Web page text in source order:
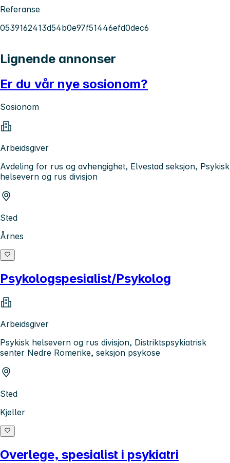
Referanse
0539162413d54b0e97f51446efd0dec6
Lignende annonser
Er du vår nye sosionom?
Sosionom
Arbeidsgiver
Avdeling for rus og avhengighet, Elvestad seksjon, Psykisk
helsevern og rus divisjon
Sted
Årnes
Psykologspesialist/Psykolog
Arbeidsgiver
Psykisk helsevern og rus divisjon, Distriktspsykiatrisk
senter Nedre Romerike, seksjon psykose
Sted
Kjeller
Overlege, spesialist i psykiatri